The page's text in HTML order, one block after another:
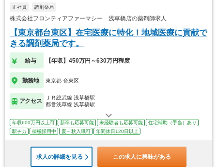
正社員 調剤薬局
株式会社フロンティアファーマシー 浅草橋店の薬剤師求人
【東京都台東区】在宅医療に特化！地域医療に貢献で
きる調剤薬局です。
給与 【年収】450万円～630万円程度
勤務地 東京都 台東区
アクセス
ＪＲ総武線 浅草橋駅
都営浅草線 浅草橋駅
年収600万円以上可 新卒も応募可能 未経験者も応募可能
住宅補助（手当）あり
駅チカ
積極採用中 夏～秋入職可 年間休日120日以上
求人の詳細を見る この求人に興味がある